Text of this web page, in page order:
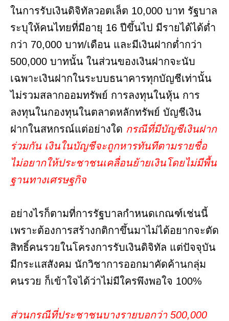
ในการรับเงินดิจิทัลวอตเล็ต 10,000 บาท รัฐบาล
ระบุให้คนไทยที่มีอายุ 16 ปีขึ้นไป มีรายได้ได้ต่ำ
กว่า 70,000 บาท/เดือน และมีเงินฝากต่ำกว่า
500,000 บาทนั้น ในส่วนของเงินฝากจะนับ
เฉพาะเงินฝากในระบบธนาคารทุกบัญชีเท่านั้น
ไม่รวมสลากออมทรัพย์ การลงทุนในหุ้น การ
ลงทุนในกองทุนในตลาดหลักทรัพย์ บัญชีเงิน
ฝากในสหกรณ์แต่อย่างใด กรณีที่มีบัญชีเงินฝาก
ร่วมกัน เงินในบัญชีจะถูกหารทันทีตามรายชื่อ
ไม่อยากให้ประชาชนเคลื่อนย้ายเงินโดยไม่มีพื้น
ฐานทางเศรษฐกิจ
อย่างไรก็ตามที่การรัฐบาลกำหนดเกณฑ์เช่นนี้
เพราะต้องการสร้างกติกาขึ้นมาไม่ได้อยากจะตัด
สิทธิ์คนรวยในโครงการรับเงินดิจิทัล แต่ปัจจุบัน
มีกระแสสังคม นักวิชาการออกมาคัดค้านกลุ่ม
คนรวย ก็เข้าใจได้ว่าไม่มีใครพึงพอใจ 100%
ส่วนกรณีที่ประชาชนบางรายบอกว่า 500,000